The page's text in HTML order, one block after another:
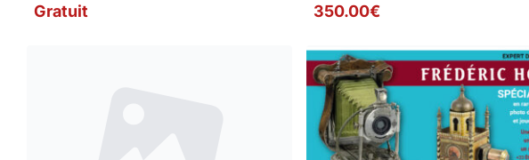
Gratuit 350.00€